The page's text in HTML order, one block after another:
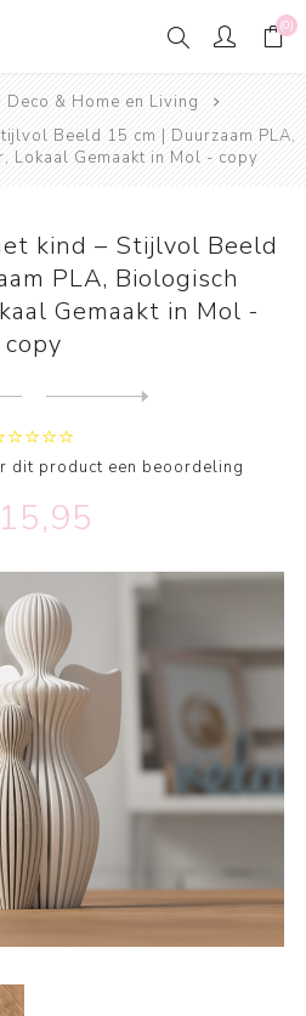
(0)
Deco & Home en Living
Beeld 15 cm | Duurzaam PLA,
Lokaal Gemaakt in Mol - copy
kind – Stijlvol Beeld
PLA, Biologisch
Gemaakt in Mol -
copy
dit product een beoordeling